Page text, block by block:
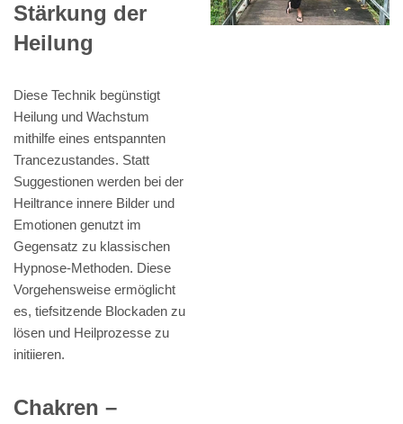
Stärkung der
Heilung
Diese Technik begünstigt
Heilung und Wachstum
mithilfe eines entspannten
Trancezustandes. Statt
Suggestionen werden bei der
Heiltrance innere Bilder und
Emotionen genutzt im
Gegensatz zu klassischen
Hypnose-Methoden. Diese
Vorgehensweise ermöglicht
es, tiefsitzende Blockaden zu
lösen und Heilprozesse zu
initiieren.
Chakren –